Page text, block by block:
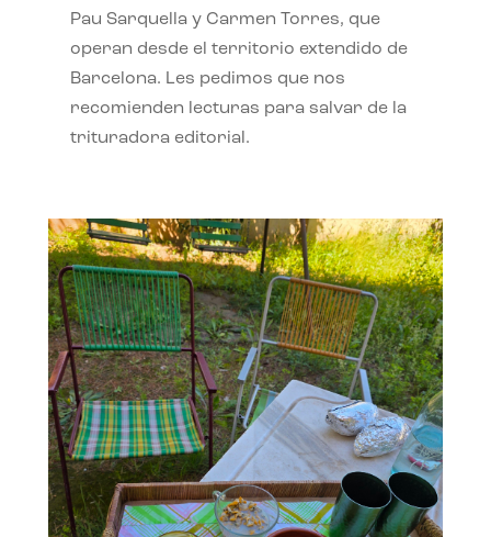
Pau Sarquella y Carmen Torres, que
operan desde el territorio extendido de
Barcelona. Les pedimos que nos
recomienden lecturas para salvar de la
trituradora editorial.